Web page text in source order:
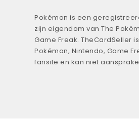
Pokémon is een
zijn eigendom van The
Game Freak. TheCardSeller
Pokémon, Nintendo, Game
fansite en kan niet